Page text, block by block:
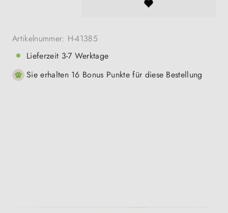
Artikelnummer: H-41385
Lieferzeit 3-7 Werktage
Sie erhalten 16 Bonus Punkte für diese Bestellung